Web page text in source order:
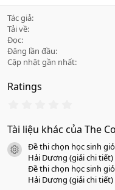
Tác giả
Tải về
Đọc
Đăng lần đầu
Cập nhật gần nhất
Ratings
0
0
a
o
Tài liệu khác của The
icon tài liệu
Đề thi chọn học sinh
Hải Dương (giải chi tiết)
Đề thi chọn học sinh
Hải Dương (giải chi tiết)